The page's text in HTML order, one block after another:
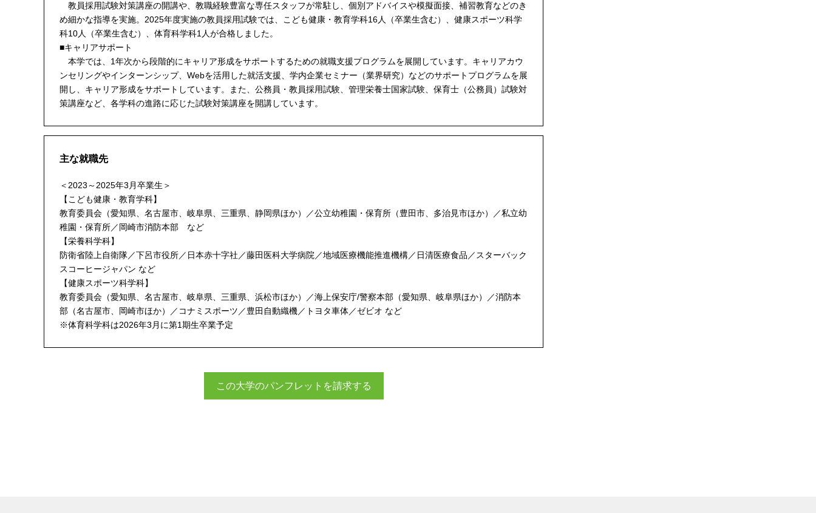
教員採用試験対策講座の開講や、教職経験豊富な専任スタッフが常駐し、個別アドバイスや模擬面接、補習教育などのき
め細かな指導を実施。2025年度実施の教員採用試験では、こども健康・教育学科16人（卒業生含む）、健康スポーツ科学
科10人（卒業生含む）、体育科学科1人が合格しました。
■キャリアサポート
本学では、1年次から段階的にキャリア形成をサポートするための就職支援プログラムを展開しています。キャリアカウ
ンセリングやインターンシップ、Webを活用した就活支援、学内企業セミナー（業界研究）などのサポートプログラムを展
開し、キャリア形成をサポートしています。また、公務員・教員採用試験、管理栄養士国家試験、保育士（公務員）試験対
策講座など、各学科の進路に応じた試験対策講座を開講しています。
主な就職先
＜2023～2025年3月卒業生＞
【こども健康・教育学科】
教育委員会（愛知県、名古屋市、岐阜県、三重県、静岡県ほか）／公立幼稚園・保育所（豊田市、多治見市ほか）／私立幼
稚園・保育所／岡崎市消防本部 など
【栄養科学科】
防衛省陸上自衛隊／下呂市役所／日本赤十字社／藤田医科大学病院／地域医療機能推進機構／日清医療食品／スターバック
スコーヒージャパン など
【健康スポーツ科学科】
教育委員会（愛知県、名古屋市、岐阜県、三重県、浜松市ほか）／海上保安庁/警察本部（愛知県、岐阜県ほか）／消防本
部（名古屋市、岡崎市ほか）／コナミスポーツ／豊田自動織機／トヨタ車体／ゼビオ など
※体育科学科は2026年3月に第1期生卒業予定
この大学のパンフレットを請求する